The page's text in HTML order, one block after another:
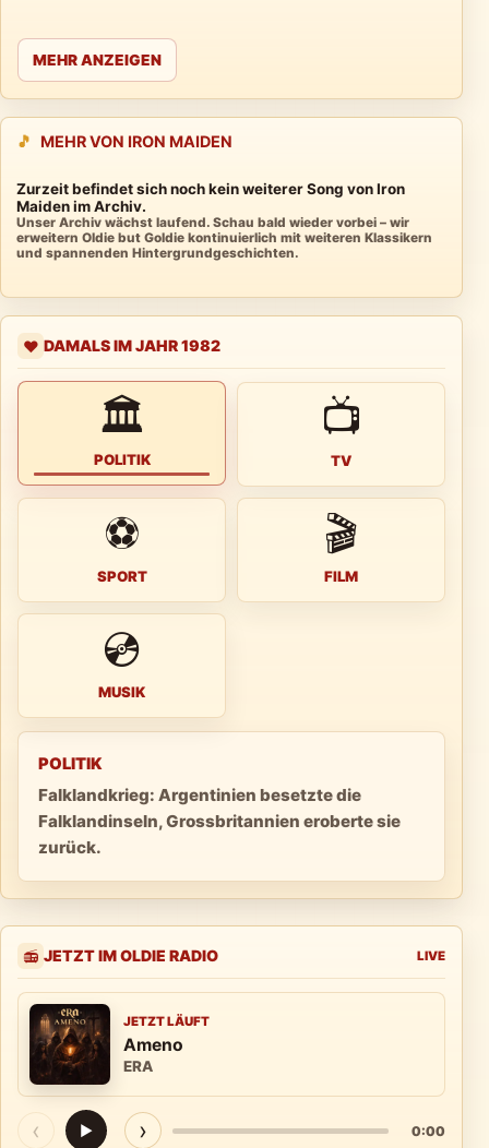
MEHR ANZEIGEN
🎵 MEHR VON IRON MAIDEN
Zurzeit befindet sich noch kein weiterer Song von Iron
Maiden im Archiv.
Unser Archiv wächst laufend. Schau bald wieder vorbei – wir
erweitern Oldie but Goldie kontinuierlich mit weiteren Klassikern
und spannenden Hintergrundgeschichten.
❤️ DAMALS IM JAHR 1982
🏛
POLITIK
📺
TV
⚽
SPORT
🎬
FILM
💿
MUSIK
POLITIK
Falklandkrieg: Argentinien besetzte die
Falklandinseln, Grossbritannien eroberte sie
zurück.
📻 JETZT IM OLDIE RADIO LIVE
JETZT LÄUFT
Ameno
ERA
‹ ▶ › 0:00